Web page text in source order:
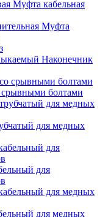
Муфта кабельная
Муфта
Наконечник
болтами
для медных
для
для медных